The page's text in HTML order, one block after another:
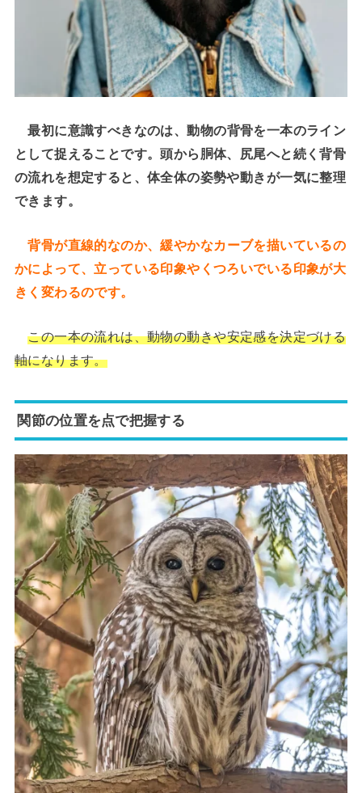
最初に意識すべきなのは、動物の背骨を一本のライン
として捉えることです。頭から胴体、尻尾へと続く背骨
の流れを想定すると、体全体の姿勢や動きが一気に整理
できます。
背骨が直線的なのか、緩やかなカーブを描いているの
かによって、立っている印象やくつろいでいる印象が大
きく変わるのです。
この一本の流れは、動物の動きや安定感を決定づける
軸になります。
関節の位置を点で把握する